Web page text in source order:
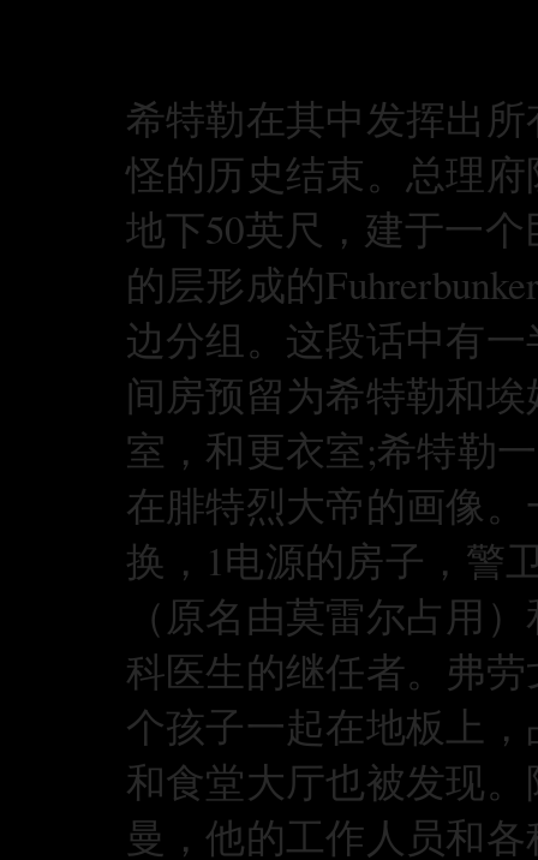
希特勒在其中发挥出
怪的历史结束。总理
地下50英尺，建于一
的层形成的
边分组。这段话中有
间房预留为希特勒和
室，和更衣室;希特勒
在腓特烈大帝的画像
换，1电源的房子，警
（原名由莫雷尔占用
科医生的继任者。弗
个孩子一起在地板上
和食堂大厅也被发现
曼，他的工作人员和各